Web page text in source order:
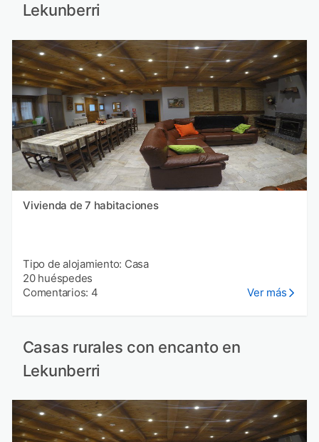
Lekunberri
Vivienda de 7 habitaciones
Tipo de alojamiento: Casa
20 huéspedes
Comentarios: 4
Ver más
Casas rurales con encanto en
Lekunberri